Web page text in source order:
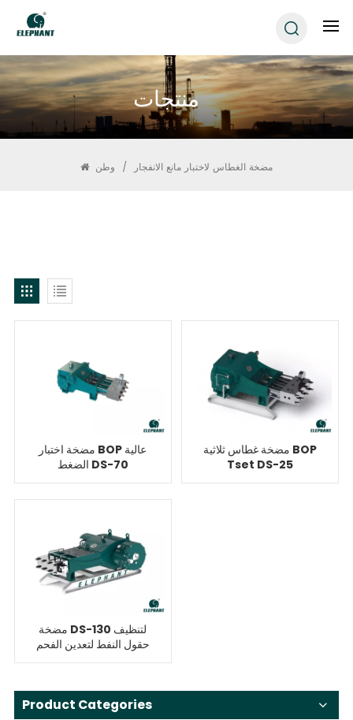
منتجات
/ مضخة الغطاس لاختبار مانع الانفجار
مضخة اختبار BOP عالية
الضغط DS-70
مضخة غطاس ثلاثية BOP
Tset DS-25
مضخة DS-130 لتنظيف
حقول النفط لتعدين الفحم
بالضغط العالي
Product Categories